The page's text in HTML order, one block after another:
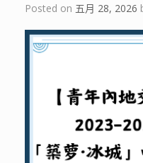
Posted on 五月 28, 2026